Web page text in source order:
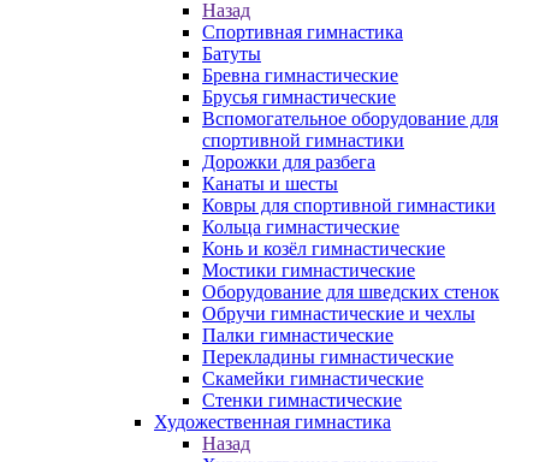
Назад
Спортивная гимнастика
Батуты
Бревна гимнастические
Брусья гимнастические
Вспомогательное оборудование для
спортивной гимнастики
Дорожки для разбега
Канаты и шесты
Ковры для спортивной гимнастики
Кольца гимнастические
Конь и козёл гимнастические
Мостики гимнастические
Оборудование для шведских стенок
Обручи гимнастические и чехлы
Палки гимнастические
Перекладины гимнастические
Скамейки гимнастические
Стенки гимнастические
Художественная гимнастика
Назад